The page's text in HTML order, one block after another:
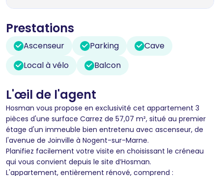
Prestations
Ascenseur Parking
Cave
Local à vélo
Balcon
L'œil de l'agent
Hosman vous propose en exclusivité cet appartement 3
pièces d'une surface Carrez de 57,07 m², situé au premier
étage d'un immeuble bien entretenu avec ascenseur, de
l'avenue de Joinville à Nogent-sur-Marne.
Planifiez facilement votre visite en choisissant le créneau
qui vous convient depuis le site d’Hosman.
L'appartement, entièrement rénové, comprend :